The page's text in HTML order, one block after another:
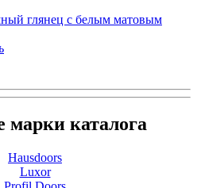
глянец с белым матовым
марки каталога
Hausdoors
Luxor